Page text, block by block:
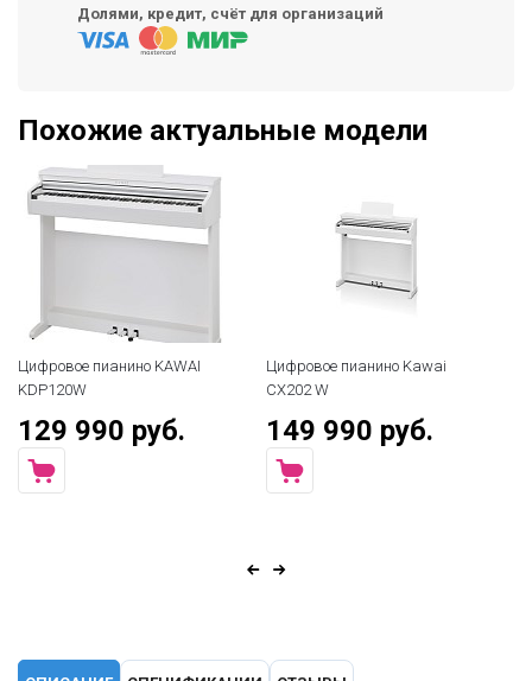
Долями, кредит, счёт для организаций
Похожие актуальные модели
Цифровое пианино KAWAI
KDP120W
129 990 руб.
Цифровое пианино Kawai
CX202 W
149 990 руб.